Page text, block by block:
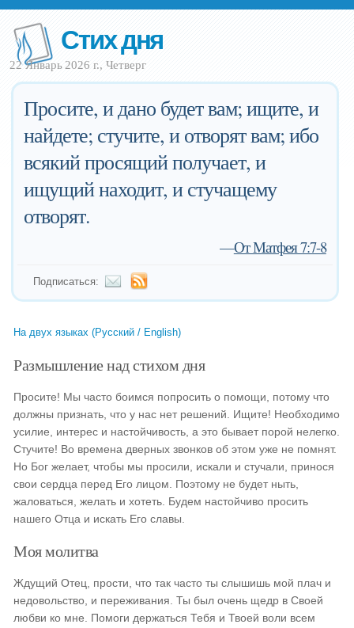
Стих дня
22 Январь 2026 г., Четверг
Просите, и дано будет вам; ищите, и
найдете; стучите, и отворят вам; ибо
всякий просящий получает, и
ищущий находит, и стучащему
отворят.
—От Матфея 7:7-8
Подписаться:
На двух языках (Русский / English)
Размышление над стихом дня
Просите! Мы часто боимся попросить о помощи, потому что
должны признать, что у нас нет решений. Ищите! Необходимо
усилие, интерес и настойчивость, а это бывает порой нелегко.
Стучите! Во времена дверных звонков об этом уже не помнят.
Но Бог желает, чтобы мы просили, искали и стучали, принося
свои сердца перед Его лицом. Поэтому не будет ныть,
жаловаться, желать и хотеть. Будем настойчиво просить
нашего Отца и искать Его славы.
Моя молитва
Ждущий Отец, прости, что так часто ты слышишь мой плач и
недовольство, и переживания. Ты был очень щедр в Своей
любви ко мне. Помоги держаться Тебя и Твоей воли всем